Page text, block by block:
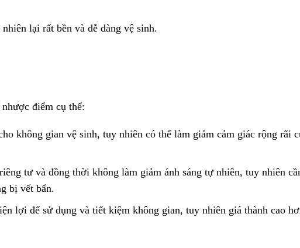
lại rất bền và dễ dàng vệ sinh.
điểm cụ thể:
không gian vệ sinh, tuy nhiên có thể làm giảm cảm giác rộng rãi
tư và đồng thời không làm giảm ánh sáng tự nhiên, tuy nhiên
bị vết bẩn.
lợi để sử dụng và tiết kiệm không gian, tuy nhiên giá thành cao